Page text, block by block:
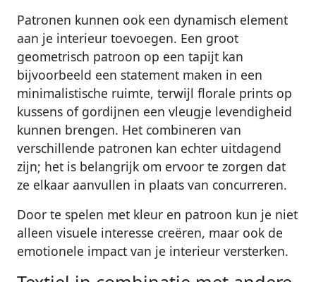
Patronen kunnen ook een dynamisch element
aan je interieur toevoegen. Een groot
geometrisch patroon op een tapijt kan
bijvoorbeeld een statement maken in een
minimalistische ruimte, terwijl florale prints op
kussens of gordijnen een vleugje levendigheid
kunnen brengen. Het combineren van
verschillende patronen kan echter uitdagend
zijn; het is belangrijk om ervoor te zorgen dat
ze elkaar aanvullen in plaats van concurreren.
Door te spelen met kleur en patroon kun je niet
alleen visuele interesse creëren, maar ook de
emotionele impact van je interieur versterken.